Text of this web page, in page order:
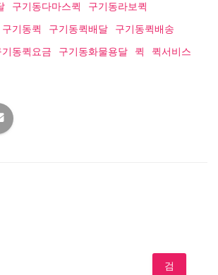
구기동다마스퀵
구기동라보퀵
구기동퀵 구기동퀵배달
구기동퀵배송
기동퀵요금 구기동화물용달 퀵
퀵서비스
검